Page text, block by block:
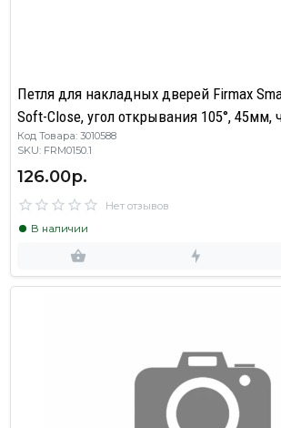
Петля для накладных дверей Firmax
Soft-Close, угол открывания 105°,
Код Товара: 3010588
SKU: FRM0150.1
126.00р.
Нет отзывов
В наличии